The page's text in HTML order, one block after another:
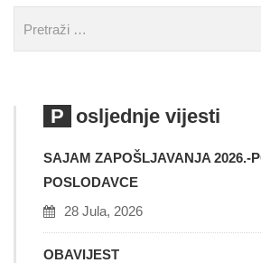
Posljednje vijesti
SAJAM ZAPOŠLJAVANJA 2026.-
POSLODAVCE
28 Jula, 2026
OBAVIJEST